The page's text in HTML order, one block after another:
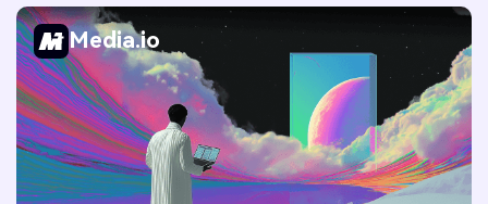
Media.io